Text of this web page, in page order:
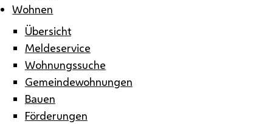
Wohnen
Übersicht
Meldeservice
Wohnungssuche
Gemeindewohnungen
Bauen
Förderungen